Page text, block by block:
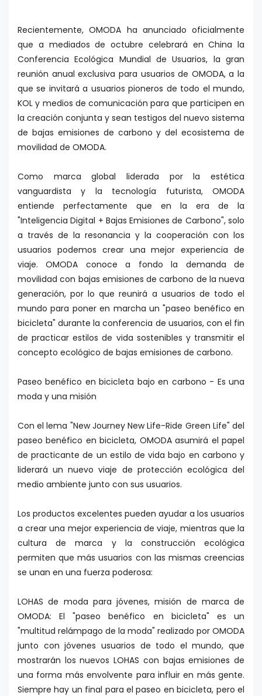
Recientemente, OMODA ha anunciado oficialmente
que a mediados de octubre celebrará en China la
Conferencia Ecológica Mundial de Usuarios, la gran
reunión anual exclusiva para usuarios de OMODA, a la
que se invitará a usuarios pioneros de todo el mundo,
KOL y medios de comunicación para que participen en
la creación conjunta y sean testigos del nuevo sistema
de bajas emisiones de carbono y del ecosistema de
movilidad de OMODA.
Como marca global liderada por la estética
vanguardista y la tecnología futurista, OMODA
entiende perfectamente que en la era de la
"Inteligencia Digital + Bajas Emisiones de Carbono", solo
a través de la resonancia y la cooperación con los
usuarios podemos crear una mejor experiencia de
viaje. OMODA conoce a fondo la demanda de
movilidad con bajas emisiones de carbono de la nueva
generación, por lo que reunirá a usuarios de todo el
mundo para poner en marcha un "paseo benéfico en
bicicleta" durante la conferencia de usuarios, con el fin
de practicar estilos de vida sostenibles y transmitir el
concepto ecológico de bajas emisiones de carbono.
Paseo benéfico en bicicleta bajo en carbono - Es una
moda y una misión
Con el lema "New Journey New Life-Ride Green Life" del
paseo benéfico en bicicleta, OMODA asumirá el papel
de practicante de un estilo de vida bajo en carbono y
liderará un nuevo viaje de protección ecológica del
medio ambiente junto con sus usuarios.
Los productos excelentes pueden ayudar a los usuarios
a crear una mejor experiencia de viaje, mientras que la
cultura de marca y la construcción ecológica
permiten que más usuarios con las mismas creencias
se unan en una fuerza poderosa:
LOHAS de moda para jóvenes, misión de marca de
OMODA: El "paseo benéfico en bicicleta" es un
"multitud relámpago de la moda" realizado por OMODA
junto con jóvenes usuarios de todo el mundo, que
mostrarán los nuevos LOHAS con bajas emisiones de
una forma más envolvente para influir en más gente.
Siempre hay un final para el paseo en bicicleta, pero el